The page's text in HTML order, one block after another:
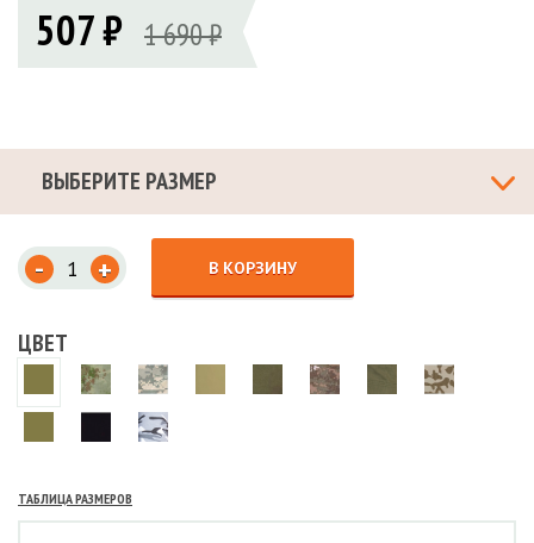
507 ₽ 1 690 ₽
ВЫБЕРИТЕ РАЗМЕР
- + В КОРЗИНУ
ЦВЕТ
ТАБЛИЦА РАЗМЕРОВ